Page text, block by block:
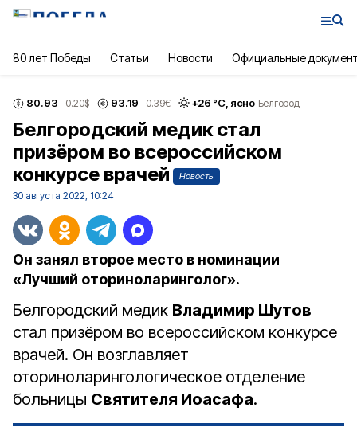
80 лет Победы Статьи Новости Официальные
80.93 -0.20$ 93.19 -0.39€ +26 °С, ясно Белгород
Белгородский медик стал
призёром во всероссийском
конкурсе врачей
Новость
30 августа 2022, 10:24
Он занял второе место в номинации
«Лучший оториноларинголог».
Белгородский медик Владимир Шутов
стал призёром во всероссийском конкурсе
врачей. Он возглавляет
оториноларингологическое отделение
больницы Святителя Иоасафа.